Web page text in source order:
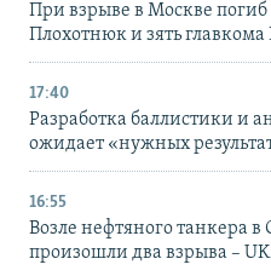
При взрыве в Москве
Плохотнюк и зять
17:40
Разработка баллистики и
ожидает «нужных
16:55
Возле нефтяного танкера
произошли два взрыва –